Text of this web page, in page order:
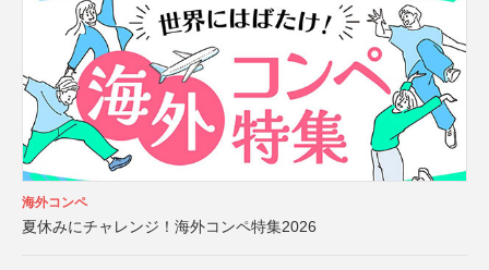
海外コンペ
夏休みにチャレンジ！海外コンペ特集2026